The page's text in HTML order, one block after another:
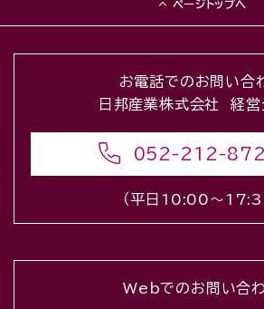
ページトップへ
お電話でのお問い合
日邦産業株式会社 経営
052-212-
（平日10:00〜
Webでのお問い合